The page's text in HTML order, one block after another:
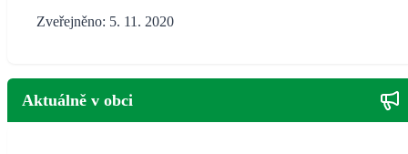
Zveřejněno: 5. 11. 2020
Aktuálně v obci